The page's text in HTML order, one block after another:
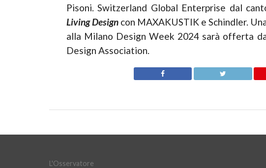
Pisoni. Switzerland Global Enterprise dal
Living Designcon MAXAKUSTIK e Schindler.
alla Milano Design Week 2024 sarà offerta
Design Association.
L'Osservatore